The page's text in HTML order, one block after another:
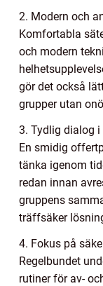
2. Modern och
Komfortabla
och modern
gör det också
grupper utan
3. Tydlig dialog
En smidig
tänka igenom
redan innan
gruppens
träffsäker
4. Fokus på
Regelbundet
rutiner för av-